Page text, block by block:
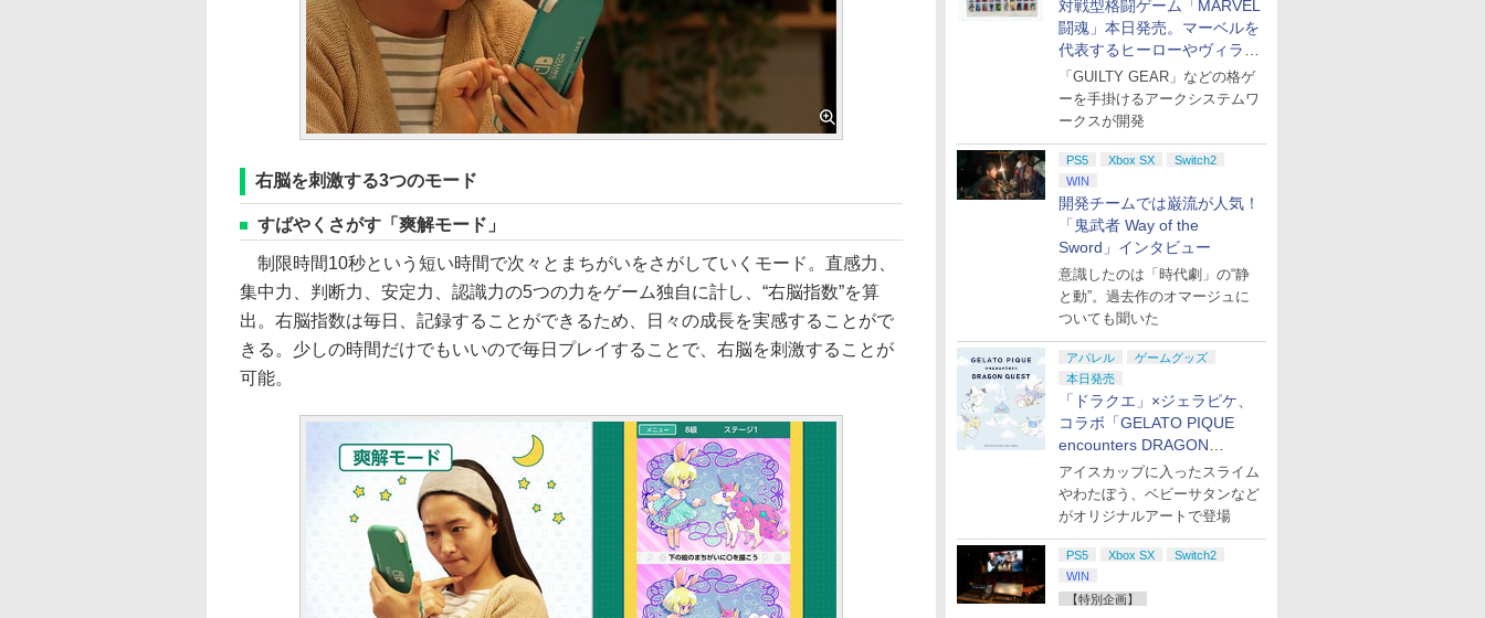
対戦型格闘ゲーム「MARVEL
闘魂」本日発売。マーベルを
代表するヒーローやヴィラン
たちが登場
「GUILTY GEAR」などの格ゲ
ーを手掛けるアークシステムワ
ークスが開発
PS5 Xbox SX
Switch2
WIN
開発チームでは巌流が人気！
「鬼武者 Way of the
Sword」インタビュー
意識したのは「時代劇」の“静
と動”。過去作のオマージュに
ついても聞いた
アパレル
ゲームグッズ
本日発売
「ドラクエ」×ジェラピケ、
コラボ「GELATO PIQUE
encounters DRAGON
QUEST」第2弾が本日発売
アイスカップに入ったスライム
やわたぼう、ベビーサタンなど
がオリジナルアートで登場
PS5 Xbox SX
Switch2
WIN
【特別企画】
右脳を刺激する3つのモード
すばやくさがす「爽解モード」
制限時間10秒という短い時間で次々とまちがいをさがしていくモード。直感力、
集中力、判断力、安定力、認識力の5つの力をゲーム独自に計し、“右脳指数”を算
出。右脳指数は毎日、記録することができるため、日々の成長を実感することがで
きる。少しの時間だけでもいいので毎日プレイすることで、右脳を刺激することが
可能。